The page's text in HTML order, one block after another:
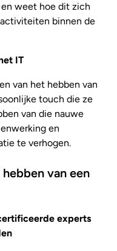
weet hoe dit zich
binnen de
IT
van het hebben van
touch die ze
van die nauwe
en
te verhogen.
van een
experts